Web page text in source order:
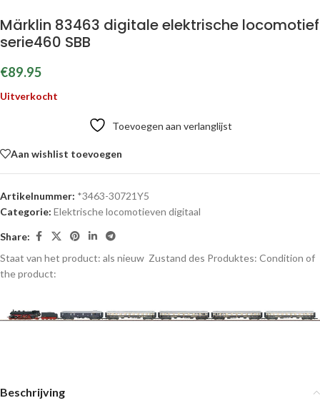
Märklin 83463 digitale elektrische locomotief
serie460 SBB
€89.95
Uitverkocht
Toevoegen aan verlanglijst
Aan wishlist toevoegen
Artikelnummer: *3463-30721Y5
Categorie: Elektrische locomotieven digitaal
Share:
Staat van het product: als nieuw Zustand des Produktes: Condition of
the product:
Beschrijving